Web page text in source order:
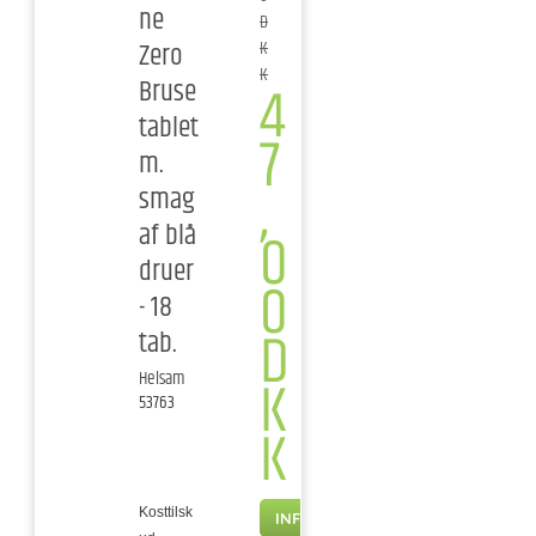
ne
Zero
Bruse
tablet
m.
smag
af blå
druer
- 18
tab.
Helsam
53763
Kosttilsk
D
K
K
4
7
,
0
0
D
K
K
INFO